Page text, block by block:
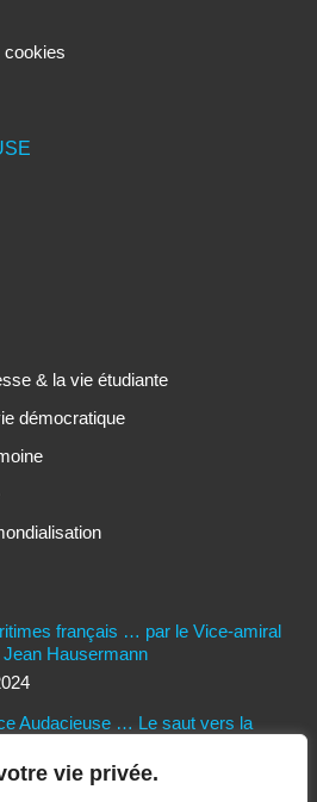
vie privée.
cookies
& la vie étudiante
démocratique
français … par le Vice-amiral
Jean Hausermann
Audacieuse … Le saut vers la